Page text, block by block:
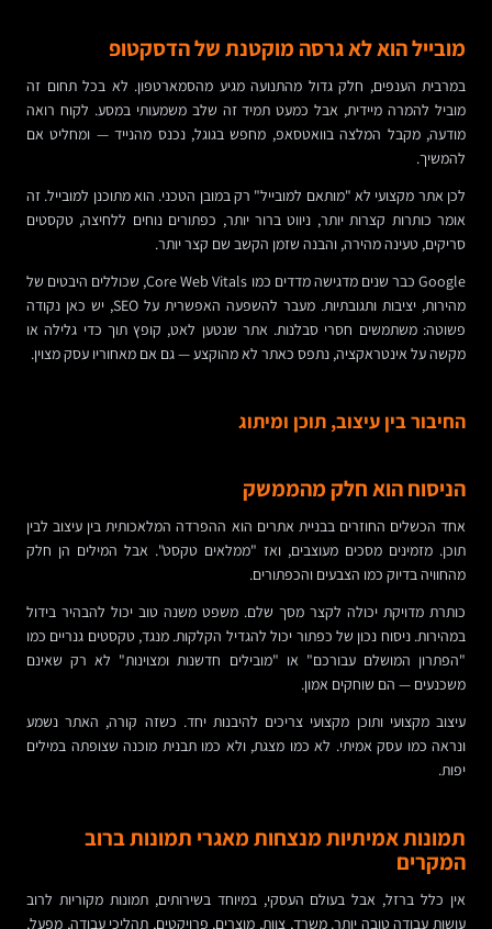
מובייל הוא לא גרסה מוקטנת של הדסקטופ
במרבית הענפים, חלק גדול מהתנועה מגיע מהסמארטפון. לא בכל תחום זה
מוביל להמרה מיידית, אבל כמעט תמיד זה שלב משמעותי במסע. לקוח רואה
מודעה, מקבל המלצה בוואטסאפ, מחפש בגוגל, נכנס מהנייד — ומחליט אם
להמשיך.
לכן אתר מקצועי לא "מותאם למובייל" רק במובן הטכני. הוא מתוכנן למובייל. זה
אומר כותרות קצרות יותר, ניווט ברור יותר, כפתורים נוחים ללחיצה, טקסטים
סריקים, טעינה מהירה, והבנה שזמן הקשב שם קצר יותר.
Google כבר שנים מדגישה מדדים כמו Core Web Vitals, שכוללים היבטים של
מהירות, יציבות ותגובתיות. מעבר להשפעה האפשרית על SEO, יש כאן נקודה
פשוטה: משתמשים חסרי סבלנות. אתר שנטען לאט, קופץ תוך כדי גלילה או
מקשה על אינטראקציה, נתפס כאתר לא מהוקצע — גם אם מאחוריו עסק מצוין.
החיבור בין עיצוב, תוכן ומיתוג
הניסוח הוא חלק מהממשק
אחד הכשלים החוזרים בבניית אתרים הוא ההפרדה המלאכותית בין עיצוב לבין
תוכן. מזמינים מסכים מעוצבים, ואז "ממלאים טקסט". אבל המילים הן חלק
מהחוויה בדיוק כמו הצבעים והכפתורים.
כותרת מדויקת יכולה לקצר מסך שלם. משפט משנה טוב יכול להבהיר בידול
במהירות. ניסוח נכון של כפתור יכול להגדיל הקלקות. מנגד, טקסטים גנריים כמו
"הפתרון המושלם עבורכם" או "מובילים חדשנות ומצוינות" לא רק שאינם
משכנעים — הם שוחקים אמון.
עיצוב מקצועי ותוכן מקצועי צריכים להיבנות יחד. כשזה קורה, האתר נשמע
ונראה כמו עסק אמיתי. לא כמו מצגת, ולא כמו תבנית מוכנה שצופתה במילים
יפות.
תמונות אמיתיות מנצחות מאגרי תמונות ברוב
המקרים
אין כלל ברזל, אבל בעולם העסקי, במיוחד בשירותים, תמונות מקוריות לרוב
עושות עבודה טובה יותר. משרד, צוות, מוצרים, פרויקטים, תהליכי עבודה, מפעל,